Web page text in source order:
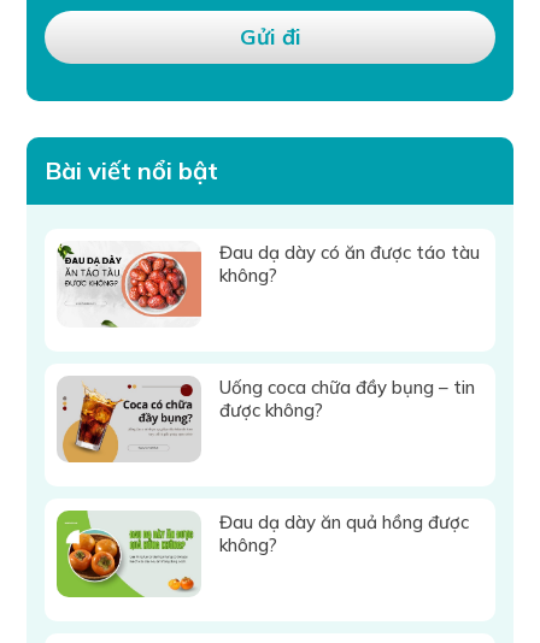
Bài viết nổi bật
Đau dạ dày có ăn được táo tàu
không?
Uống coca chữa đầy bụng – tin
được không?
Đau dạ dày ăn quả hồng được
không?